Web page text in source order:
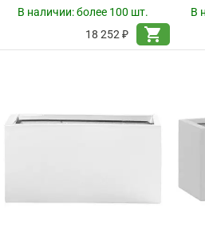
В наличии:более 100 шт.
18 252 ₽
shopping_cart
В